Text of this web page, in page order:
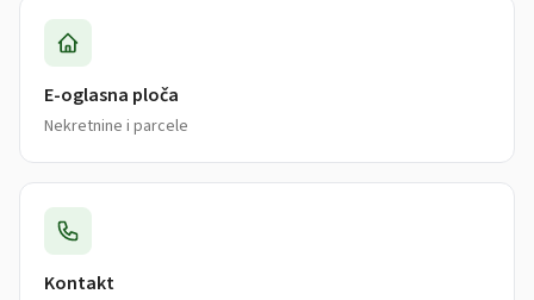
E-oglasna ploča
Nekretnine i parcele
Kontakt